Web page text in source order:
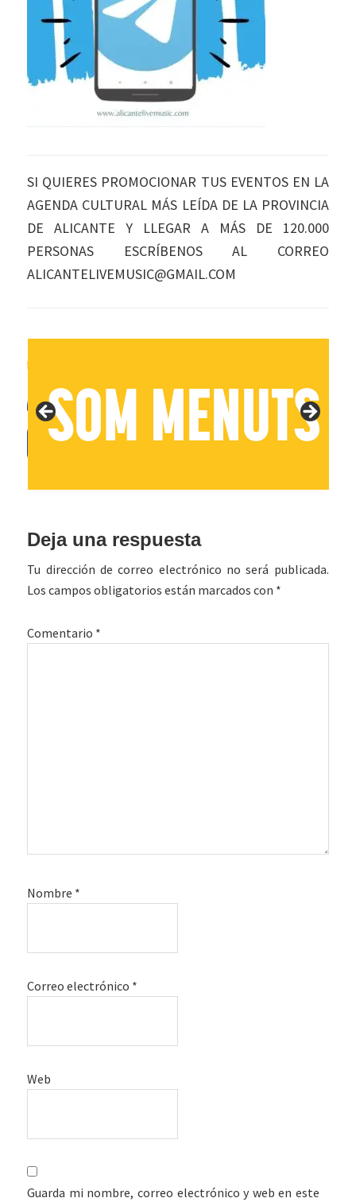
SI QUIERES PROMOCIONAR TUS EVENTOS EN LA
AGENDA CULTURAL MÁS LEÍDA DE LA PROVINCIA
DE ALICANTE Y LLEGAR A MÁS DE 120.000
PERSONAS ESCRÍBENOS AL CORREO
ALICANTELIVEMUSIC@GMAIL.COM
Interacciones
con
los
Deja una respuesta
Tu dirección de correo electrónico no será publicada.
Los campos obligatorios están marcados con *
Comentario *
Nombre *
Correo electrónico *
Web
Guarda mi nombre, correo electrónico y web en este